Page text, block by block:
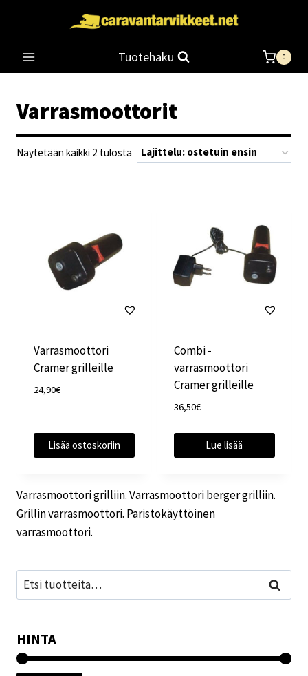
Tuotehaku 0
Varrasmoottorit
Näytetään kaikki 2 tulosta Suosituimmat
Varrasmoottori
Cramer grilleille
24,90€
Lisää ostoskoriin
Combi -
varrasmoottori
Cramer grilleille
36,50€
Lue lisää
Varrasmoottori grilliin. Varrasmoottori berger grilliin.
Grillin varrasmoottori. Paristokäyttöinen
varrasmoottori.
Etsi: Haku
HINTA